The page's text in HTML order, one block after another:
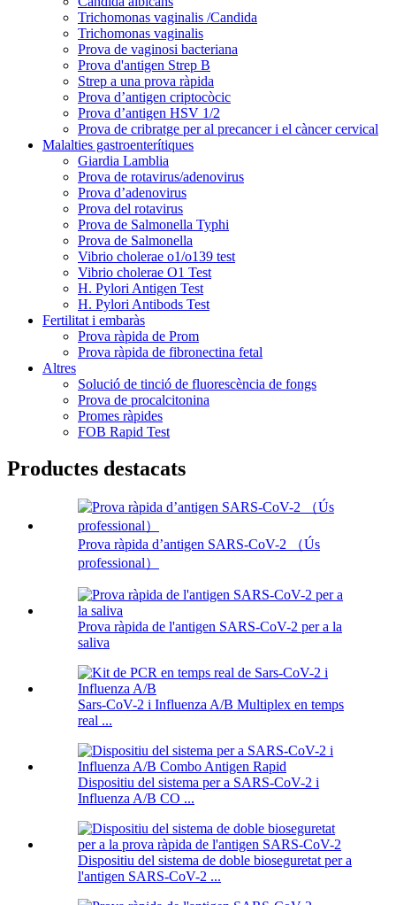
Trichomonas vaginalis /Candida
Trichomonas vaginalis
Prova de vaginosi bacteriana
Prova d'antigen Strep B
Strep a una prova ràpida
Prova d’antigen criptocòcic
Prova d’antigen HSV 1/2
Prova de cribratge per al precancer i el càncer cervical
Malalties gastroenterítiques
Giardia Lamblia
Prova de rotavirus/adenovirus
Prova d’adenovirus
Prova del rotavirus
Prova de Salmonella Typhi
Prova de Salmonella
Vibrio cholerae o1/o139 test
Vibrio cholerae O1 Test
H. Pylori Antigen Test
H. Pylori Antibods Test
Fertilitat i embaràs
Prova ràpida de Prom
Prova ràpida de fibronectina fetal
Altres
Solució de tinció de fluorescència de fongs
Prova de procalcitonina
Promes ràpides
FOB Rapid Test
Productes destacats
Prova ràpida d’antigen SARS-CoV-2 （Ús
professional）
Prova ràpida de l'antigen SARS-CoV-2 per a la
saliva
Sars-CoV-2 i Influenza A/B Multiplex en temps
real ...
Dispositiu del sistema per a SARS-CoV-2 i
Influenza A/B CO ...
Dispositiu del sistema de doble bioseguretat per a
l'antigen SARS-CoV-2 ...